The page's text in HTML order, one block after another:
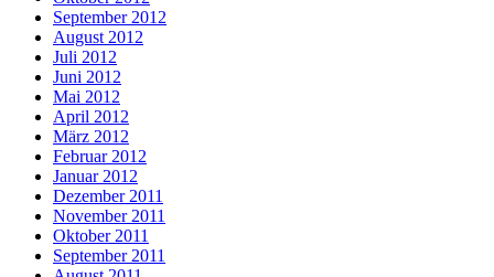
September 2012
August 2012
Juli 2012
Juni 2012
Mai 2012
April 2012
März 2012
Februar 2012
Januar 2012
Dezember 2011
November 2011
Oktober 2011
September 2011